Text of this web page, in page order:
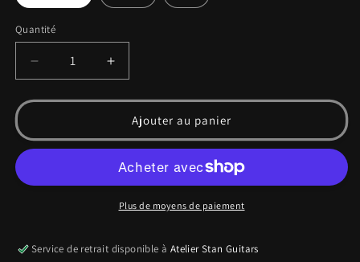
Quantité
Quantité
Réduire
la
quantité
Fat
Ninja
Augmenter
la
quantité
Fat
Ninja
Ajouter au panier
Plus de moyens de paiement
Service de retrait disponible à Atelier Stan Guitars